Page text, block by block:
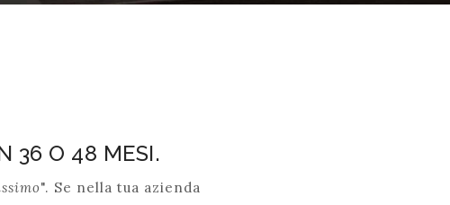
36 O 48 MESI.
". Se nella tua azienda